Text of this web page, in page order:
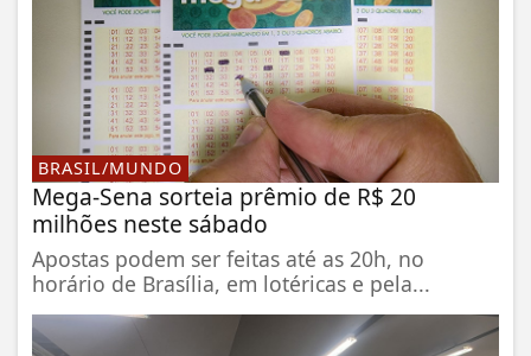
BRASIL/MUNDO
Mega-Sena sorteia prêmio de R$ 20
milhões neste sábado
Apostas podem ser feitas até as 20h, no
horário de Brasília, em lotéricas e pela...